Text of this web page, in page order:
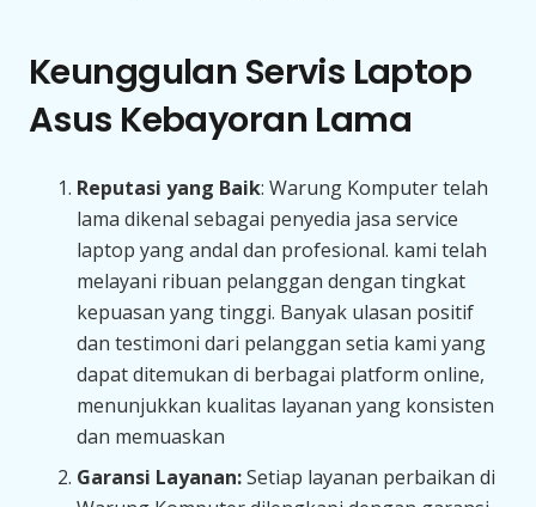
Keunggulan Servis Laptop
Asus Kebayoran Lama
Reputasi yang Baik: Warung Komputer telah
lama dikenal sebagai penyedia jasa service
laptop yang andal dan profesional. kami telah
melayani ribuan pelanggan dengan tingkat
kepuasan yang tinggi. Banyak ulasan positif
dan testimoni dari pelanggan setia kami yang
dapat ditemukan di berbagai platform online,
menunjukkan kualitas layanan yang konsisten
dan memuaskan
Garansi Layanan:Setiap layanan perbaikan di